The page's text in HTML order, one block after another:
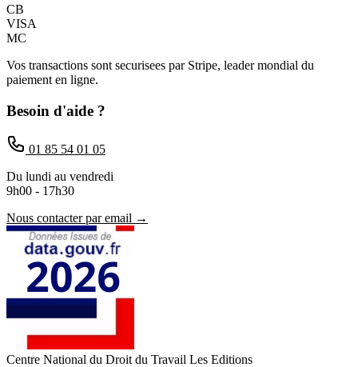
CB
VISA
MC
Vos transactions sont securisees par Stripe, leader mondial du
paiement en ligne.
Besoin d'aide ?
01 85 54 01 05
Du lundi au vendredi
9h00 - 17h30
Nous contacter par email →
Centre National du Droit du Travail Les Editions